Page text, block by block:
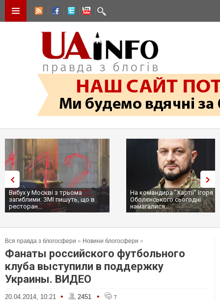
Вибух у Москві з трьома
загиблими: ЗМІ пишуть, що в
ресторан...
На командира "Хартії" Ігоря
Оболєнського сьогодні
намагалися...
Вся правда з блогосфери » Новини блогосфери »
Фанаты российского футбольного
клуба выступили в поддержку
Украины. ВИДЕО
20.04.2014, 10:21 • 2451 • 7